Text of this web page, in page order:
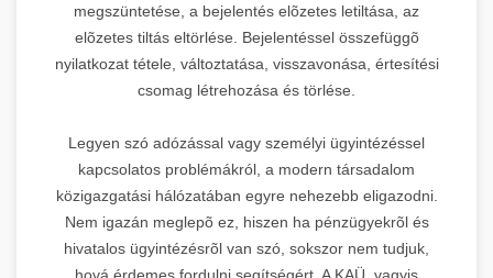
megszüntetése, a bejelentés elõzetes letiltása, az
elõzetes tiltás eltörlése. Bejelentéssel összefüggõ
nyilatkozat tétele, változtatása, visszavonása, értesítési
csomag létrehozása és törlése.
Legyen szó adózással vagy személyi ügyintézéssel
kapcsolatos problémákról, a modern társadalom
közigazgatási hálózatában egyre nehezebb eligazodni.
Nem igazán meglepõ ez, hiszen ha pénzügyekrõl és
hivatalos ügyintézésrõl van szó, sokszor nem tudjuk,
hová érdemes fordulni segítségért. A KAÜ, vagyis